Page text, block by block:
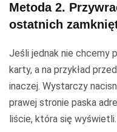
Metoda 2.
ostatnich
Jeśli jednak nie chcemy
karty, a na przykład
inaczej. Wystarczy
prawej stronie paska
liście, która się wyświetli.